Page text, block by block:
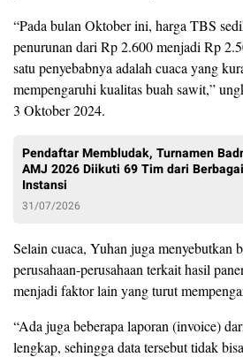
“Pada bulan Oktober ini, harga TBS
penurunan dari Rp 2.600 menjadi Rp
satu penyebabnya adalah cuaca yang
mempengaruhi kualitas buah sawit,”
3 Oktober 2024.
Pendaftar Membludak, Turnamen
AMJ 2026 Diikuti 69 Tim dari Berbagai
Instansi
31/07/2026
Selain cuaca, Yuhan juga menyebutkan
perusahaan-perusahaan terkait hasil
menjadi faktor lain yang turut
“Ada juga beberapa laporan (invoice)
lengkap, sehingga data tersebut tidak